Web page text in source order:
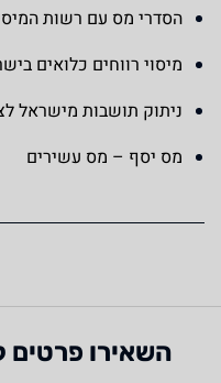
הסדרי מס עם רשות
מיסוי רווחים כלואים
ניתוק תושבות מישראל
מס יסף – מס עשירים
השאירו פרטים